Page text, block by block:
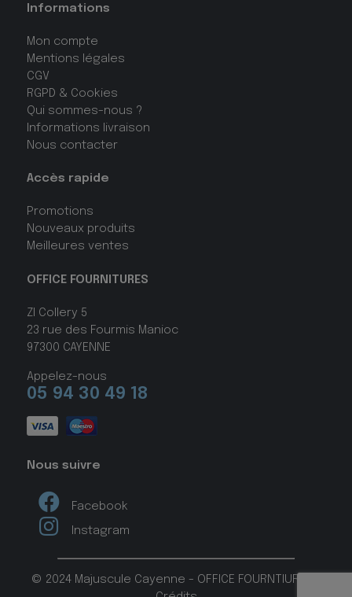
Informations
Mon compte
Mentions légales
CGV
RGPD & Cookies
Qui sommes-nous ?
Informations livraison
Nous contacter
Accès rapide
Promotions
Nouveaux produits
Meilleures ventes
OFFICE FOURNITURES
ZI Collery 5
23 rue des Fourmis Manioc
97300 CAYENNE
Appelez-nous
05 94 30 49 18
Nous suivre
Facebook
Instagram
© 2024 Majuscule Cayenne - OFFICE FOURNTIURES -